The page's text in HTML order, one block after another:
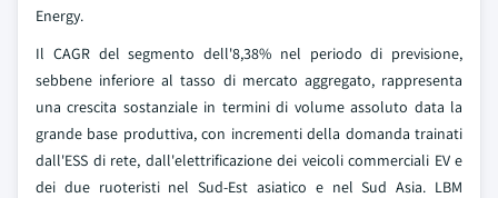
Energy.
Il CAGR del segmento dell'8,38% nel periodo di previsione,
sebbene inferiore al tasso di mercato aggregato, rappresenta
una crescita sostanziale in termini di volume assoluto data la
grande base produttiva, con incrementi della domanda trainati
dall'ESS di rete, dall'elettrificazione dei veicoli commerciali EV e
dei due ruoteristi nel Sud-Est asiatico e nel Sud Asia. LBM